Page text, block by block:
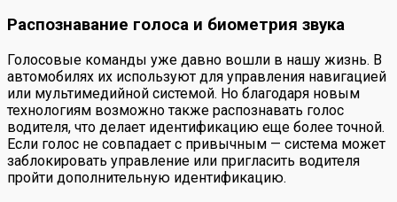
Распознавание голоса и биометрия звука
Голосовые команды уже давно вошли в нашу жизнь. В
автомобилях их используют для управления навигацией
или мультимедийной системой. Но благодаря новым
технологиям возможно также распознавать голос
водителя, что делает идентификацию еще более точной.
Если голос не совпадает с привычным — система может
заблокировать управление или пригласить водителя
пройти дополнительную идентификацию.